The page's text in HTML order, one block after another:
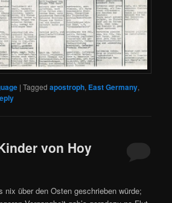
|Tagged apostroph, East Germany,
von Hoy
über den Osten geschrieben würde;